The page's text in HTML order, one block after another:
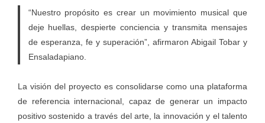
“Nuestro propósito es crear un movimiento musical que
deje huellas, despierte conciencia y transmita mensajes
de esperanza, fe y superación”, afirmaron Abigail Tobar y
Ensaladapiano.
La visión del proyecto es consolidarse como una plataforma
de referencia internacional, capaz de generar un impacto
positivo sostenido a través del arte, la innovación y el talento